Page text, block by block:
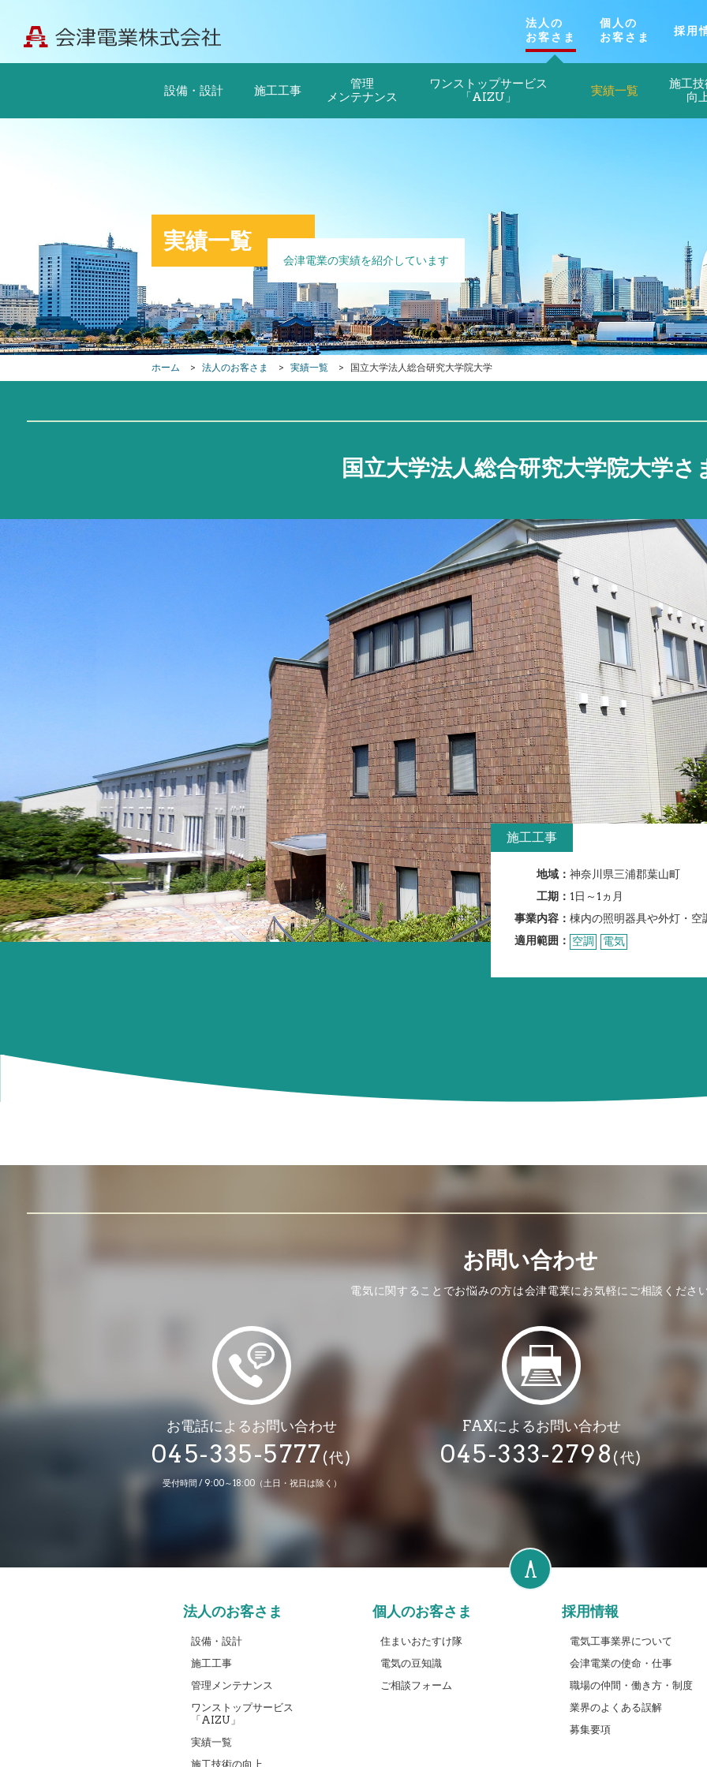
法人の
お客さま
個人の
お客さま
採用
設備・設計 施工工事
管理
メンテナンス
ワンストップサービス
「AIZU」
実績一覧
施工
向
実績一覧
会津電業の実績を紹介しています
ホーム > 法人のお客さま > 実績一覧 > 国立大学法人総合研究大学院大学
国立大学法人総合研究大学院大学さ
施工工事
地域： 神奈川県三浦郡葉山町
工期： 1日～1ヵ月
事業内容： 棟内の照明器具や外灯・空
適用範囲： 空調 電気
お問い合わせ
電気に関することでお悩みの方は会津電業にお気軽にご相談くださ
お電話によるお問い合わせ
045-335-5777(代)
受付時間 / 9:00～18:00（土日・祝日は除く）
FAXによるお問い合わせ
045-333-2798 (代)
法人のお客さま
設備・設計
施工工事
管理メンテナンス
ワンストップサービス
「AIZU」
実績一覧
施工技術の向上
個人のお客さま
住まいおたすけ隊
電気の豆知識
ご相談フォーム
採用情報
電気工事業界について
会津電業の使命・仕事
職場の仲間・働き方・制度
業界のよくある誤解
募集要項